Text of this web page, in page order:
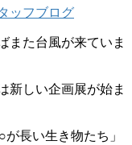
ッフブログ
また台風が来ていま
新しい企画展が始ま
長い生き物たち」